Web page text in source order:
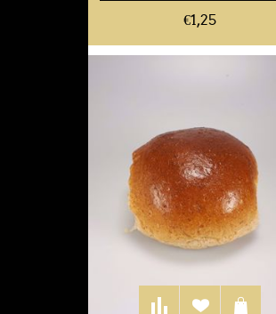
€1,25